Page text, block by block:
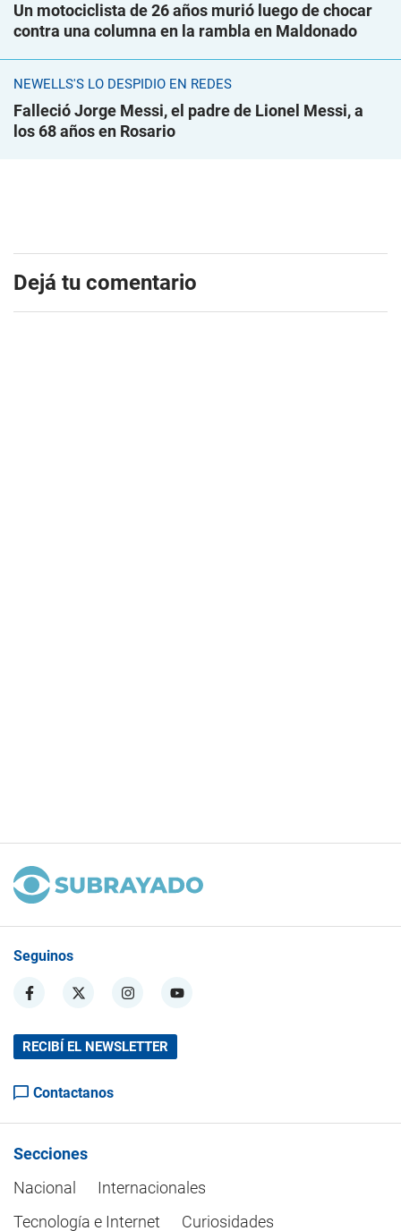
Un motociclista de 26 años murió luego de chocar
contra una columna en la rambla en Maldonado
NEWELLS'S LO DESPIDIÓ EN REDES
Falleció Jorge Messi, el padre de Lionel Messi, a
los 68 años en Rosario
Dejá tu comentario
Seguinos
RECIBÍ EL NEWSLETTER
Contactanos
Secciones
Nacional
Internacionales
Tecnología e Internet
Curiosidades